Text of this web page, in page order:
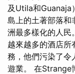
及Utila和Guanaja
島上的土著部落和
洲最多樣化的人民
越來越多的酒店所
務，他們污染了令
遊業。 在Strange